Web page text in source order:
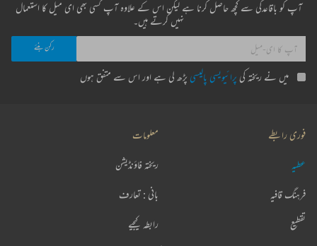
آپ کو باقاعدگی سے کچھ حاصل کرنا ہے لیکن اس کے علاوہ آپ کسی بھی ای میل کا استعمال
نہیں کرتے ہیں۔
میں نے ریختہ کی پرائیویسی پالیسی پڑھ لی ہے اور اس سے متفق ہوں
فوری رابطے
عطیہ
فرہنگ قافیہ
تقطیع
معلومات
ریختہ فاؤنڈیشن
بانی : تعارف
رابطہ کیجیے